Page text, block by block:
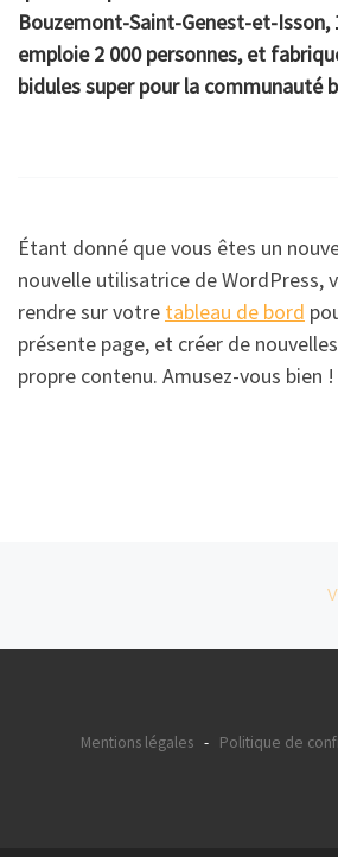
Bouzemont-Saint-Genest-et-Isson,
emploie 2 000 personnes, et
bidules super pour la communauté
Étant donné que vous êtes un
nouvelle utilisatrice de WordPress,
rendre sur votre tableau de bord
présente page, et créer de
propre contenu. Amusez-vous bien !
Parcourir les articles
Mentions légales- Politique de